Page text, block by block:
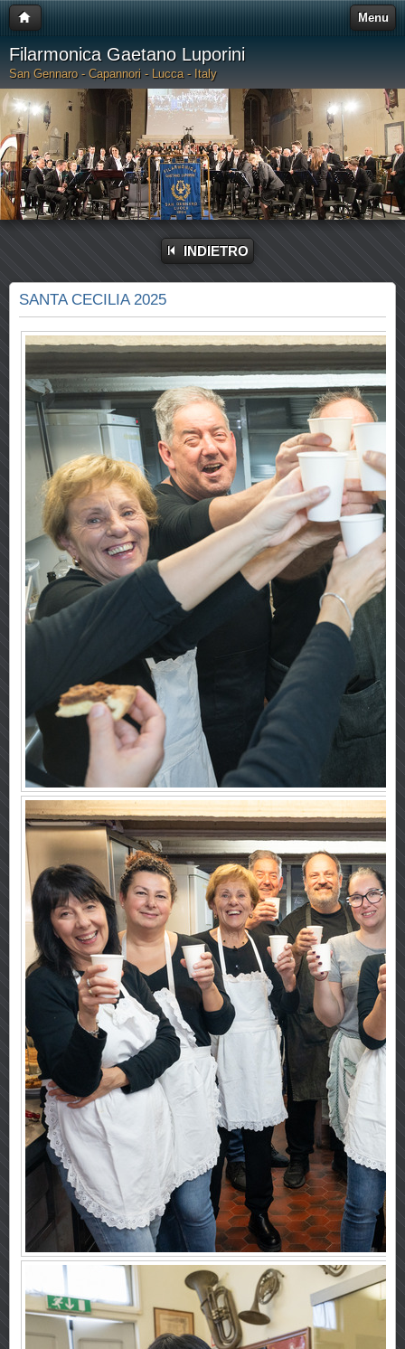
Menu
Filarmonica Gaetano Luporini
San Gennaro - Capannori - Lucca - Italy
INDIETRO
SANTA CECILIA 2025